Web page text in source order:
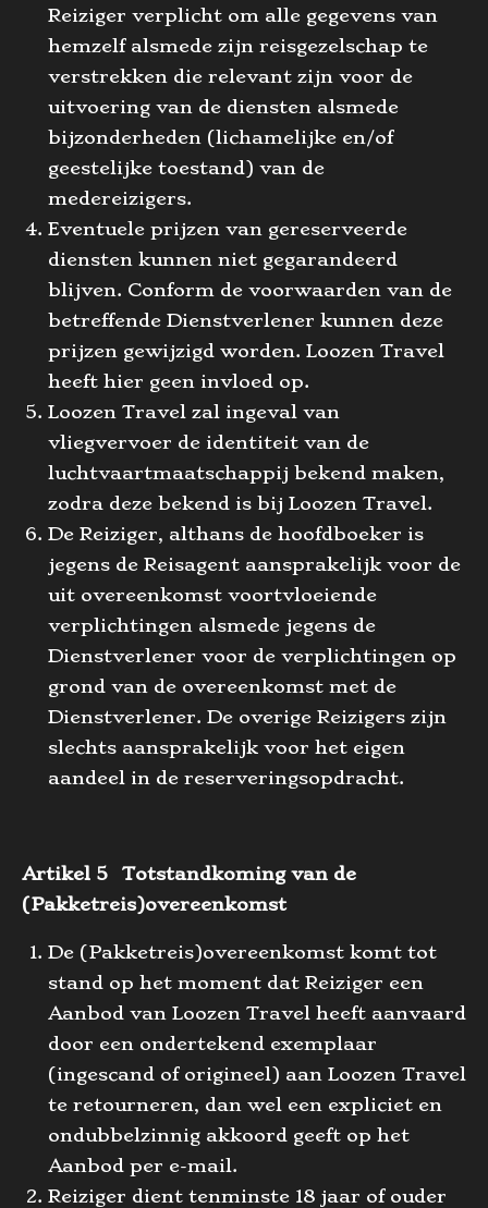
Reiziger verplicht om alle gegevens van
hemzelf alsmede zijn reisgezelschap te
verstrekken die relevant zijn voor de
uitvoering van de diensten alsmede
bijzonderheden (lichamelijke en/of
geestelijke toestand) van de
medereizigers.
Eventuele prijzen van gereserveerde
diensten kunnen niet gegarandeerd
blijven. Conform de voorwaarden van de
betreffende Dienstverlener kunnen deze
prijzen gewijzigd worden. Loozen Travel
heeft hier geen invloed op.
Loozen Travel zal ingeval van
vliegvervoer de identiteit van de
luchtvaartmaatschappij bekend maken,
zodra deze bekend is bij Loozen Travel.
De Reiziger, althans de hoofdboeker is
jegens de Reisagent aansprakelijk voor de
uit overeenkomst voortvloeiende
verplichtingen alsmede jegens de
Dienstverlener voor de verplichtingen op
grond van de overeenkomst met de
Dienstverlener. De overige Reizigers zijn
slechts aansprakelijk voor het eigen
aandeel in de reserveringsopdracht.
Artikel 5 Totstandkoming van de
(Pakketreis)overeenkomst
De (Pakketreis)overeenkomst komt tot
stand op het moment dat Reiziger een
Aanbod van Loozen Travel heeft aanvaard
door een ondertekend exemplaar
(ingescand of origineel) aan Loozen Travel
te retourneren, dan wel een expliciet en
ondubbelzinnig akkoord geeft op het
Aanbod per e-mail.
Reiziger dient tenminste 18 jaar of ouder